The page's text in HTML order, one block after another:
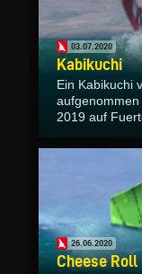
03.07.2020
Kabikuchi
Ein Kabikuchi
2019 auf
26.06.2020
Cheese Roll